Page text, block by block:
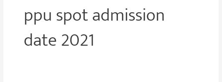
ppu spot admission
date 2021